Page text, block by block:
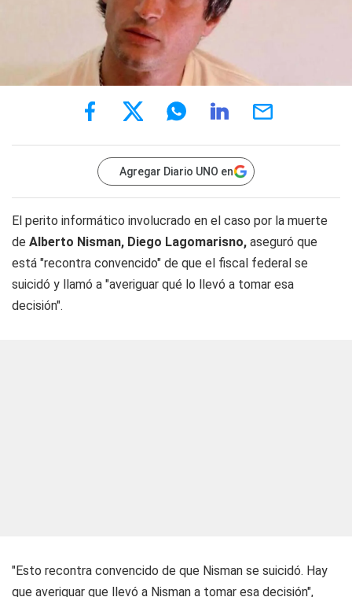
Agregar Diario UNO en
El perito informático involucrado en el caso por la muerte
de Alberto Nisman, Diego Lagomarisno, aseguró que
está "recontra convencido" de que el fiscal federal se
suicidó y llamó a "averiguar qué lo llevó a tomar esa
decisión".
"Esto recontra convencido de que Nisman se suicidó. Hay
que averiguar que llevó a Nisman a tomar esa decisión",